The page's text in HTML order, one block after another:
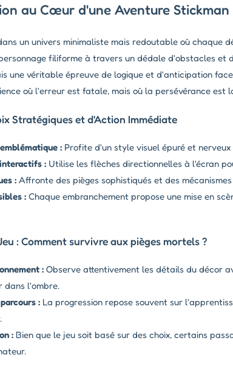
au Cœur d'une Aventure Stickman
un univers minimaliste mais redoutable où chaque
filiforme à travers un dédale d'obstacles et
une véritable épreuve de logique et d'anticipation
où l'erreur est fatale, mais où la persévérance est
Stratégiques et d'Action Immédiate
: Profite d'un style visuel épuré et
: Utilise les flèches directionnelles à l'écran
: Affronte des pièges sophistiqués et des
: Chaque embranchement propose une mise en
: Comment survivre aux pièges mortels ?
: Observe attentivement les détails du décor
dans l'ombre.
: La progression repose souvent sur
: Bien que le jeu soit basé sur des choix, certains